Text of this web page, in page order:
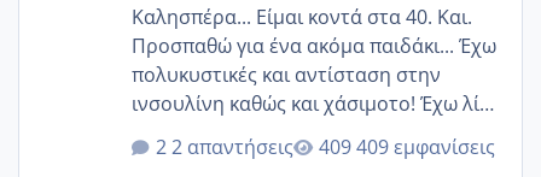
Καλησπέρα... Είμαι κοντά στα 40. Και.
Προσπαθώ για ένα ακόμα παιδάκι... Έχω
πολυκυστικές και αντίσταση στην
ινσουλίνη καθώς και χάσιμοτο! Έχω λίγα
κιλά παραπάνω και όσο κ αν προσπαθώ
δεν χάνω εύκολα! Προσπαθώ για ακόμη
2 απαντήσεις 409 εμφανίσεις